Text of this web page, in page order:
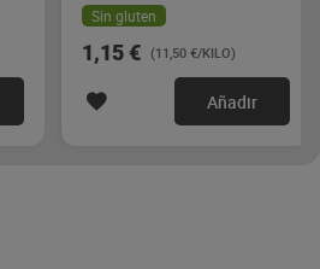
Sin gluten
1,15 € (11,50 €/KILO)
Añadir